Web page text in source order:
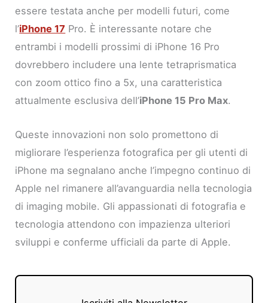
essere testata anche per modelli futuri, come
l’iPhone 17 Pro. È interessante notare che
entrambi i modelli prossimi di iPhone 16 Pro
dovrebbero includere una lente tetraprismatica
con zoom ottico fino a 5x, una caratteristica
attualmente esclusiva dell’iPhone 15 Pro Max.
Queste innovazioni non solo promettono di
migliorare l’esperienza fotografica per gli utenti di
iPhone ma segnalano anche l’impegno continuo di
Apple nel rimanere all’avanguardia nella tecnologia
di imaging mobile. Gli appassionati di fotografia e
tecnologia attendono con impazienza ulteriori
sviluppi e conferme ufficiali da parte di Apple.